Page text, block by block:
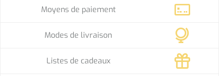
Moyens de paiement
Modes de livraison
Listes de cadeaux